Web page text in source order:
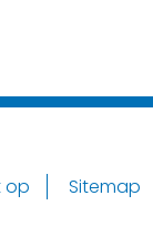
op Sitemap